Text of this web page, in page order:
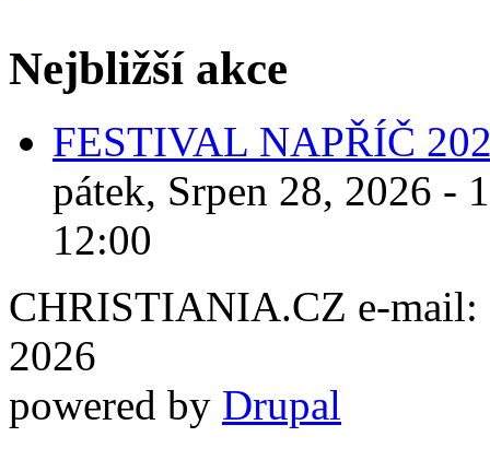
Nejbližší akce
FESTIVAL NAPŘÍČ
pátek, Srpen 28, 2026 -
12:00
CHRISTIANIA.CZ e-mail:
2026
powered by Drupal